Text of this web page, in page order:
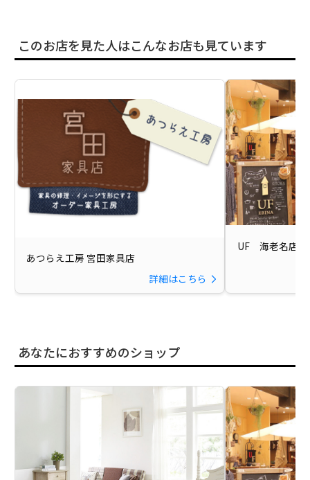
このお店を見た人はこんなお店も見ています
あつらえ工房 宮田家具店
詳細はこちら
UF 海老名店【
あなたにおすすめのショップ